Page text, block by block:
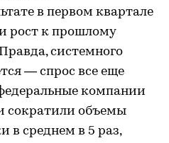
в первом квартале
рост к прошлому
системного
— спрос все еще
компании
сократили объемы
в среднем в 5 раз,